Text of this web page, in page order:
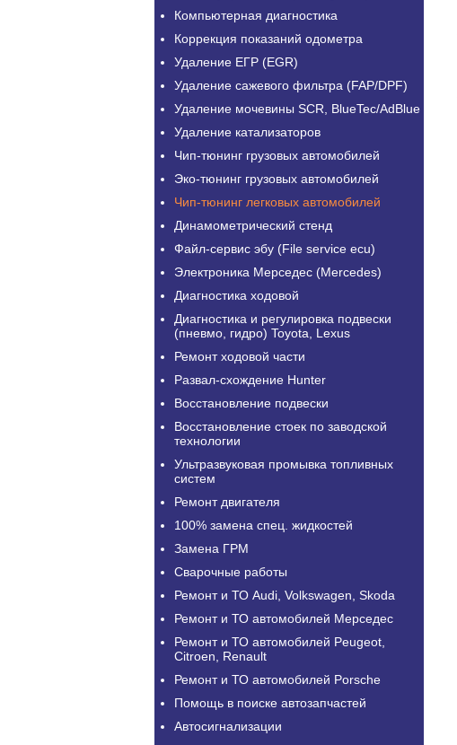
Компьютерная диагностика
Коррекция показаний одометра
Удаление ЕГР (EGR)
Удаление сажевого фильтра (FAP/DPF)
Удаление мочевины SCR, BlueTec/AdBlue
Удаление катализаторов
Чип-тюнинг грузовых автомобилей
Эко-тюнинг грузовых автомобилей
Чип-тюнинг легковых автомобилей
Динамометрический стенд
Файл-сервис эбу (File service ecu)
Электроника Мерседес (Mercedes)
Диагностика ходовой
Диагностика и регулировка подвески
(пневмо, гидро) Toyota, Lexus
Ремонт ходовой части
Развал-схождение Hunter
Восстановление подвески
Восстановление стоек по заводской
технологии
Ультразвуковая промывка топливных
систем
Ремонт двигателя
100% замена спец. жидкостей
Замена ГРМ
Сварочные работы
Ремонт и ТО Audi, Volkswagen, Skoda
Ремонт и ТО автомобилей Мерседес
Ремонт и ТО автомобилей Peugeot,
Citroen, Renault
Ремонт и ТО автомобилей Porsche
Помощь в поиске автозапчастей
Автосигнализации